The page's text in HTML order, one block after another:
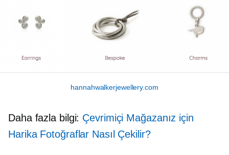
hannahwalkerjewellery.com
Daha fazla bilgi: Çevrimiçi Mağazanız için
Harika Fotoğraflar Nasıl Çekilir?